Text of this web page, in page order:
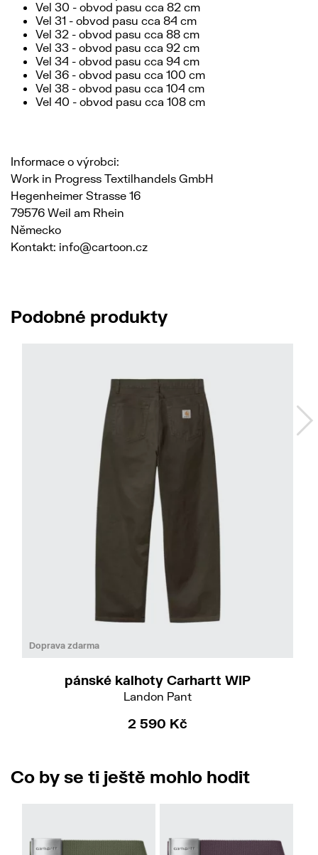
Vel 30 - obvod pasu cca 82 cm
Vel 31 - obvod pasu cca 84 cm
Vel 32 - obvod pasu cca 88 cm
Vel 33 - obvod pasu cca 92 cm
Vel 34 - obvod pasu cca 94 cm
Vel 36 - obvod pasu cca 100 cm
Vel 38 - obvod pasu cca 104 cm
Vel 40 - obvod pasu cca 108 cm
Informace o výrobci:
Work in Progress Textilhandels GmbH
Hegenheimer Strasse 16
79576 Weil am Rhein
Německo
Kontakt: info@cartoon.cz
Podobné produkty
Doprava zdarma
pánské kalhoty Carhartt WIP
Landon Pant
2 590 Kč
Co by se ti ještě mohlo hodit